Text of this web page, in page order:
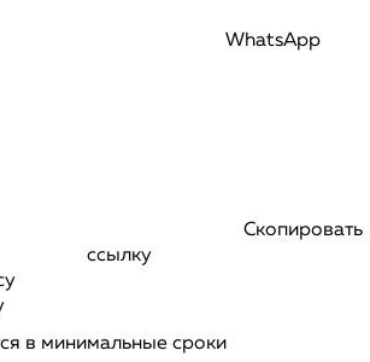
WhatsApp
Скопировать
ссылку
в минимальные сроки